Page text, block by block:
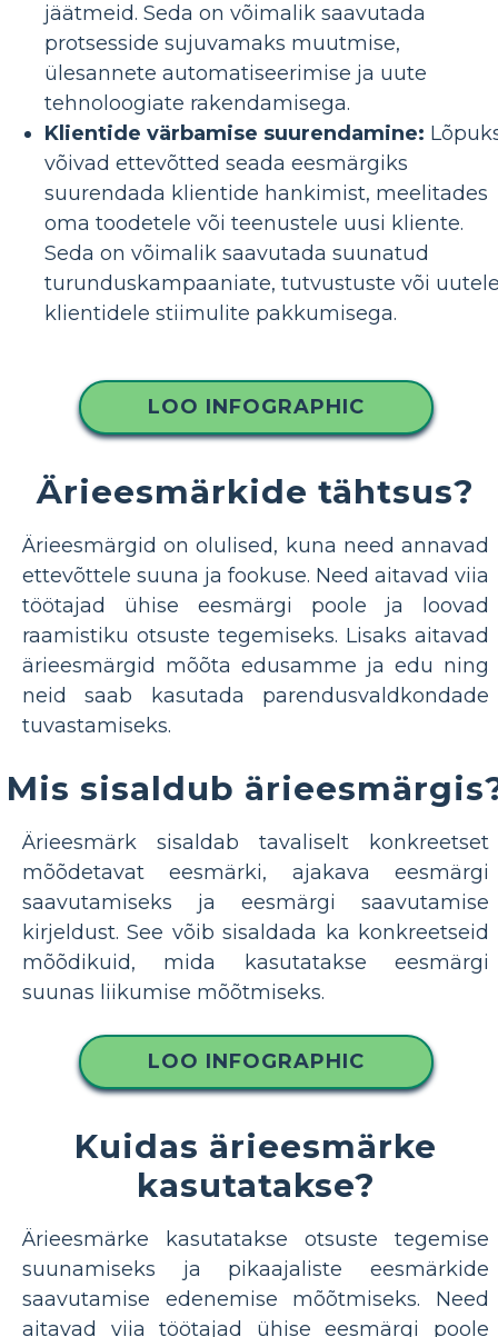
jäätmeid. Seda on võimalik saavutada
protsesside sujuvamaks muutmise,
ülesannete automatiseerimise ja uute
tehnoloogiate rakendamisega.
Klientide värbamise suurendamine:
võivad ettevõtted seada eesmärgiks
suurendada klientide hankimist, meelitades
oma toodetele või teenustele uusi kliente.
Seda on võimalik saavutada suunatud
turunduskampaaniate, tutvustuste või
klientidele stiimulite pakkumisega.
LOO INFOGRAPHIC
Ärieesmärkide tähtsus?
Ärieesmärgid on olulised, kuna need annavad
ettevõttele suuna ja fookuse. Need aitavad viia
töötajad ühise eesmärgi poole ja loovad
raamistiku otsuste tegemiseks. Lisaks aitavad
ärieesmärgid mõõta edusamme ja edu ning
neid saab kasutada parendusvaldkondade
tuvastamiseks.
Mis sisaldub
Ärieesmärk sisaldab tavaliselt konkreetset
mõõdetavat eesmärki, ajakava eesmärgi
saavutamiseks ja eesmärgi saavutamise
kirjeldust. See võib sisaldada ka konkreetseid
mõõdikuid, mida kasutatakse eesmärgi
suunas liikumise mõõtmiseks.
LOO INFOGRAPHIC
Kuidas ärieesmärke
kasutatakse?
Ärieesmärke kasutatakse otsuste tegemise
suunamiseks ja pikaajaliste eesmärkide
saavutamise edenemise mõõtmiseks. Need
aitavad viia töötajad ühise eesmärgi poole